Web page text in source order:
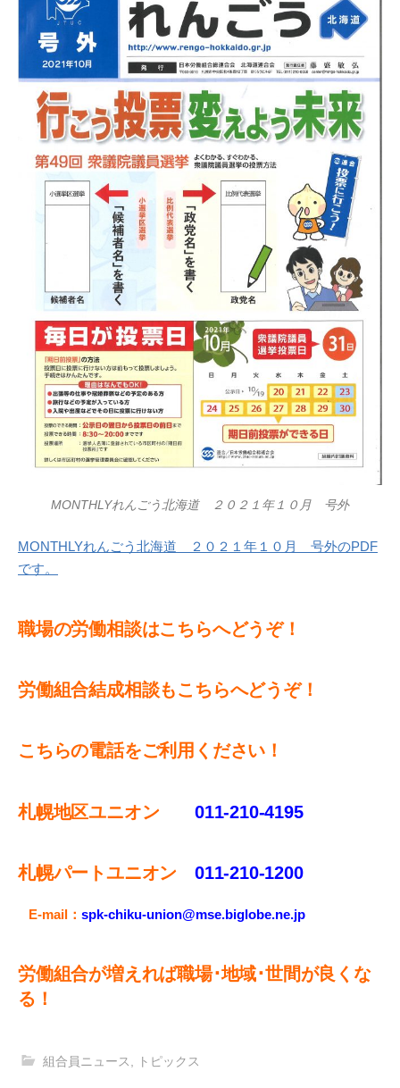
MONTHLYれんごう北海道 ２０２１年１０月 号外
MONTHLYれんごう北海道 ２０２１年１０月 号外のPDF
です。
職場の労働相談はこちらへどうぞ！
労働組合結成相談もこちらへどうぞ！
こちらの電話をご利用ください！
札幌地区ユニオン 011-210-4195
札幌パートユニオン 011‐210-1200
E-mail： spk-chiku-union@mse.biglobe.ne.jp
労働組合が増えれば職場･地域･世間が良くな
る！
組合員ニュース トピックス